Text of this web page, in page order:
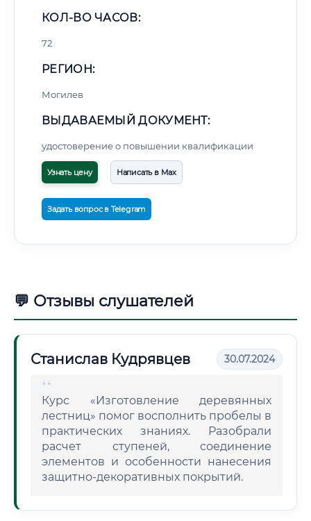
КОЛ-ВО ЧАСОВ:
72
РЕГИОН:
Могилев
ВЫДАВАЕМЫЙ ДОКУМЕНТ:
удостоверение о повышении квалификации
Узнать цену Написать в Max
Задать вопрос в Telegram
💬 Отзывы слушателей
Станислав Кудрявцев 30.07.2024
Курс «Изготовление деревянных
лестниц» помог восполнить пробелы в
практических знаниях. Разобрали
расчет ступеней, соединение
элементов и особенности нанесения
защитно-декоративных покрытий.